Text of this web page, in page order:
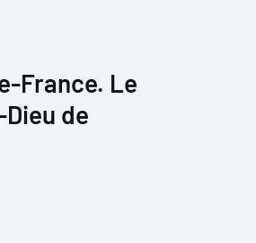
France. Le
de